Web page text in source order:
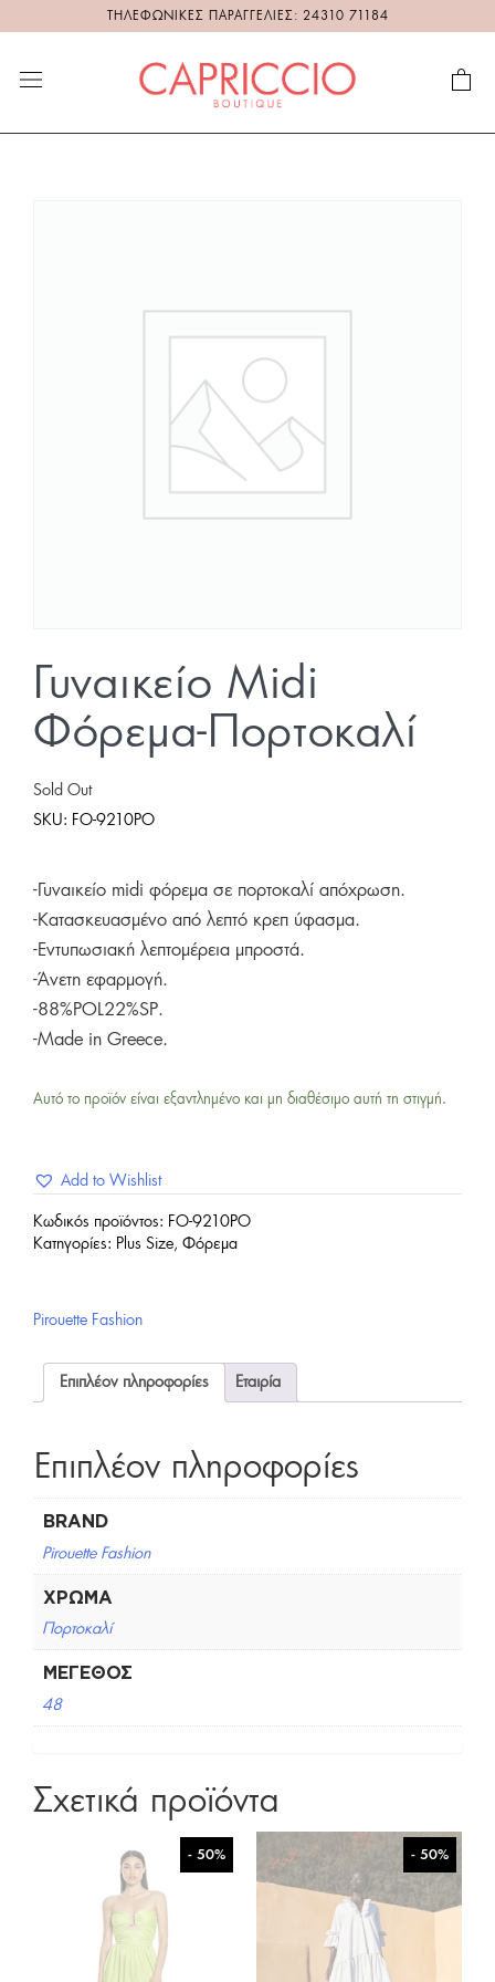
ΤΗΛΕΦΩΝΙΚΕΣ ΠΑΡΑΓΓΕΛΙΕΣ: 24310 71184
Γυναικείο Midi
Φόρεμα-Πορτοκαλί
Sold Out
SKU: FO-9210PO
-Γυναικείο midi φόρεμα σε πορτοκαλί απόχρωση.
-Κατασκευασμένο από λεπτό κρεπ ύφασμα.
-Εντυπωσιακή λεπτομέρεια μπροστά.
-Άνετη εφαρμογή.
-88%POL22%SP.
-Made in Greece.
Αυτό το προϊόν είναι εξαντλημένο και μη διαθέσιμο αυτή τη στιγμή.
Add to Wishlist
Κωδικός προϊόντος: FO-9210PO
Κατηγορίες: Plus Size, Φόρεμα
Pirouette Fashion
Επιπλέον πληροφορίες Εταιρία
Επιπλέον πληροφορίες
BRAND
Pirouette Fashion
ΧΡΏΜΑ
Πορτοκαλί
ΜΈΓΕΘΟΣ
48
Σχετικά προϊόντα
- 50% - 50%